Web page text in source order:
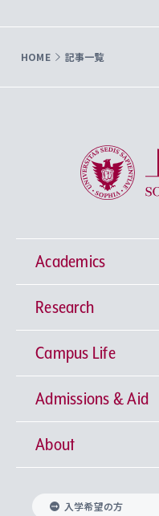
HOME 記事一覧
上智大学
Academics
学部
神学部
文学部
総合人間科学部
興味から学科を
上智大学の全学
基盤教育センタ
キリスト教人間
上智大学の語学
言語教育研究セ
上智大学のグロ
Research
研究所 等
キリスト教文化
中世思想研究所
Sophia Open
産官学連携
知的財産
Campus Life
学期区分と授業
課外活動
課外教育プログ
グローバルな学
Admissions & Aid
上智大学で取得で
入れの方針）
About
理事長・学長メ
入学希望の方